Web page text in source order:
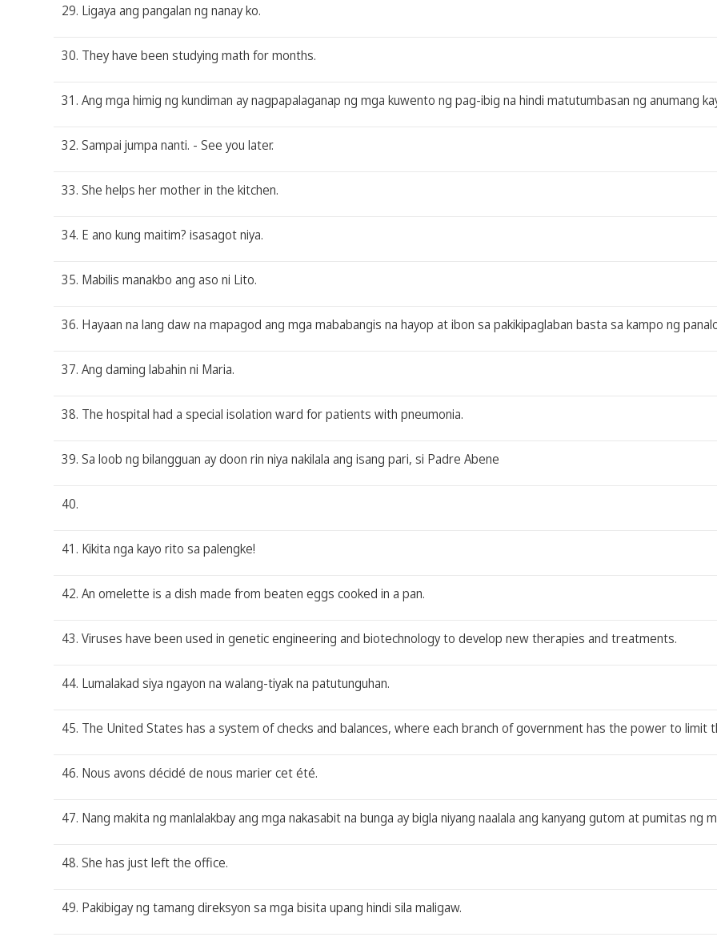
29. Ligaya ang pangalan ng nanay ko.
30. They have been studying math for months.
31. Ang mga himig ng kundiman ay nagpapalaganap ng mga kuwento ng pag-ibig na hindi matutumbasan ng anumang
32. Sampai jumpa nanti. - See you later.
33. She helps her mother in the kitchen.
34. E ano kung maitim? isasagot niya.
35. Mabilis manakbo ang aso ni Lito.
36. Hayaan na lang daw na mapagod ang mga mababangis na hayop at ibon sa pakikipaglaban basta sa kampo ng
37. Ang daming labahin ni Maria.
38. The hospital had a special isolation ward for patients with pneumonia.
39. Sa loob ng bilangguan ay doon rin niya nakilala ang isang pari, si Padre Abene
40.
41. Kikita nga kayo rito sa palengke!
42. An omelette is a dish made from beaten eggs cooked in a pan.
43. Viruses have been used in genetic engineering and biotechnology to develop new therapies and treatments.
44. Lumalakad siya ngayon na walang-tiyak na patutunguhan.
45. The United States has a system of checks and balances, where each branch of government has the power to
46. Nous avons décidé de nous marier cet été.
47. Nang makita ng manlalakbay ang mga nakasabit na bunga ay bigla niyang naalala ang kanyang gutom at pumitas ng
48. She has just left the office.
49. Pakibigay ng tamang direksyon sa mga bisita upang hindi sila maligaw.